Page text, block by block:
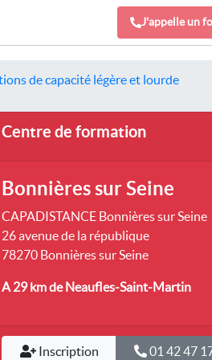
J'appelle un
de capacité légère et lourde
Centre de formation
Bonnières sur Seine
CAPADISTANCE Bonnières sur Seine
26 avenue de la république
78270 Bonnières sur Seine
A 29 kmde Neaufles-Saint-Martin
Inscription 01 42 47